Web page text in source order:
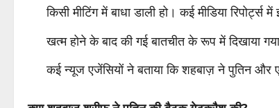
किसी मीटिंग में बाधा डाली हो। कई मीडिया
खत्म होने के बाद की गई बातचीत के रूप में दिखाया
कई न्यूज एजेंसियों ने बताया कि शहबाज़ ने पुतिन और